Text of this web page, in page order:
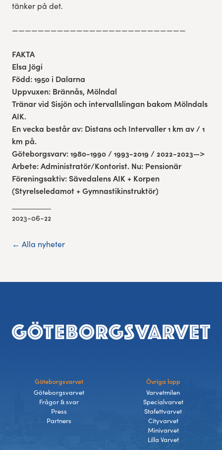
tänker på det.
———————————————————————————
FAKTA
Elsa Jögi
Född: 1950 i Dalarna
Uppvuxen: Brännås, Mölndal
Tränar vid Sisjön och intervallslingan bakom Mölndals
AIK.
En vecka består av: Distans och Intervaller 1 km av / 1
km på.
Göteborgsvarv: 1980-1990 / 1993-2019 / 2022-2023—>
Arbete: Administratör/Kontorist. Nu: Pensionär
Föreningsaktiv: Sävedalens AIK + Korpen
(Styrelseledamot + Gymnastikinstruktör)
2023-06-22
← Alla nyheter
Sidfot
Göteborgsvarvet
Göteborgsvarvet
Frågor & svar
Press
Partners
Övriga lopp
Varvetmilen
Specialvarvet
Stafettvarvet
Cityvarvet
Minivarvet
Lilla Varvet